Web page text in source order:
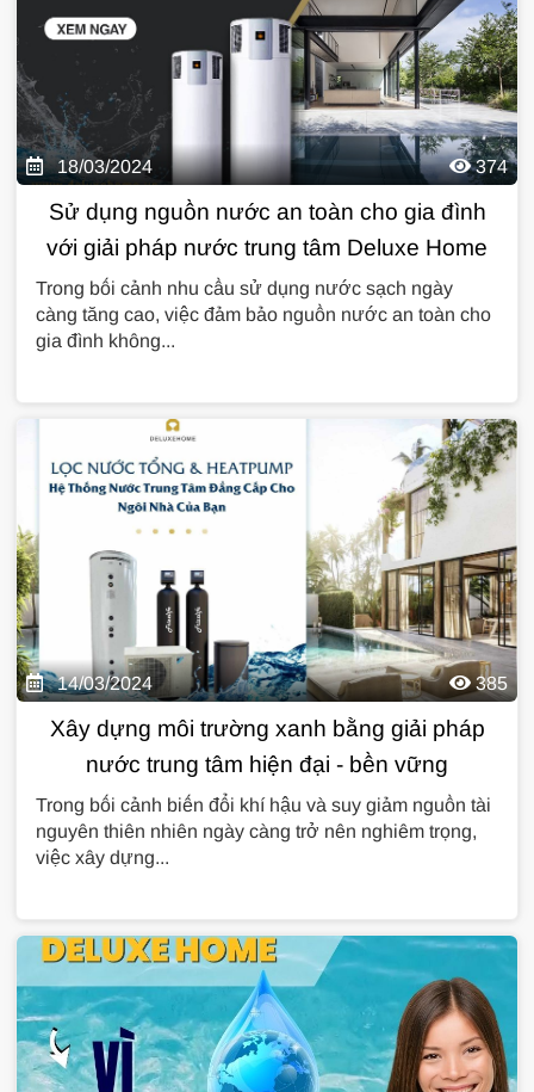
18/03/2024 374
Sử dụng nguồn nước an toàn cho gia đình
với giải pháp nước trung tâm Deluxe Home
Trong bối cảnh nhu cầu sử dụng nước sạch ngày
càng tăng cao, việc đảm bảo nguồn nước an toàn cho
gia đình không...
14/03/2024 385
Xây dựng môi trường xanh bằng giải pháp
nước trung tâm hiện đại - bền vững
Trong bối cảnh biến đổi khí hậu và suy giảm nguồn tài
nguyên thiên nhiên ngày càng trở nên nghiêm trọng,
việc xây dựng...